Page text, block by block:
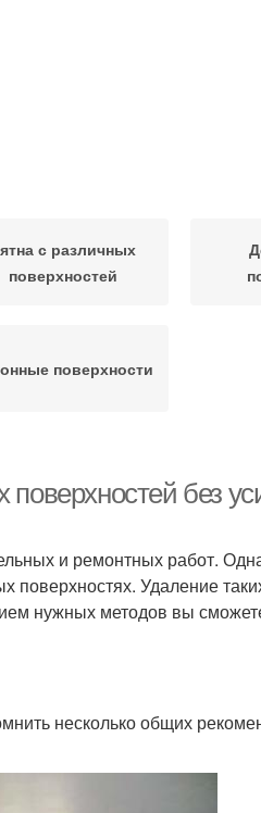
с различных
поверхностей
поверхности
поверхностей без
и ремонтных работ.
поверхностях. Удаление
нужных методов вы
несколько общих